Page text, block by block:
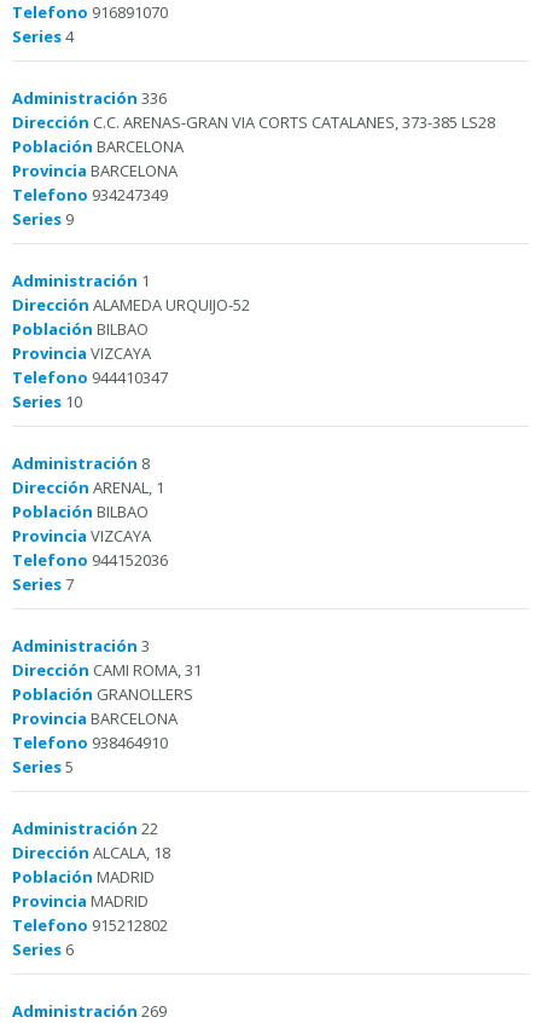
Telefono 916891070
Series4
Administración 336
Dirección C.C. ARENAS-GRAN VIA CORTS CATALANES, 373-385 LS28
Población BARCELONA
Provincia BARCELONA
Telefono 934247349
Series 9
Administración 1
Dirección ALAMEDA URQUIJO-52
Población BILBAO
Provincia VIZCAYA
Telefono 944410347
Series 10
Administración 8
Dirección ARENAL, 1
Población BILBAO
Provincia VIZCAYA
Telefono 944152036
Series7
Administración 3
Dirección CAMI ROMA, 31
Población GRANOLLERS
Provincia BARCELONA
Telefono 938464910
Series5
Administración 22
Dirección ALCALA, 18
Población MADRID
Provincia MADRID
Telefono 915212802
Series 6
Administración 269